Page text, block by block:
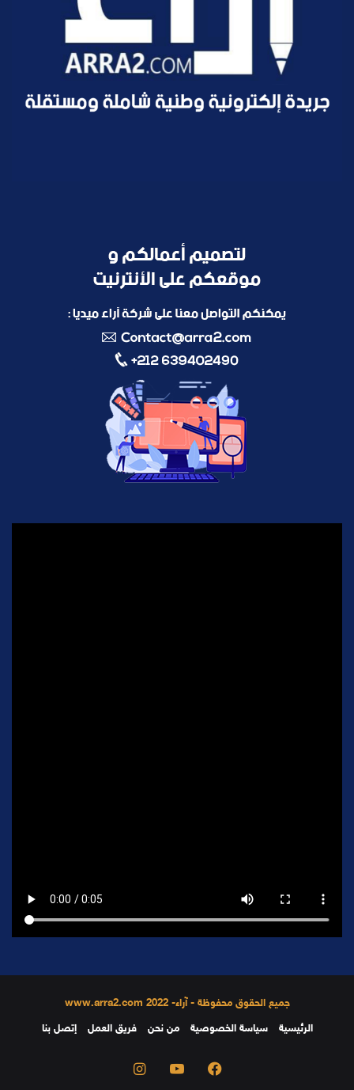
جميع الحقوق محفوظة - آراء- 2022 www.arra2.com
الرئيسية
سياسة الخصوصية من نحن فريق العمل إتصل بنا
فيسبوك يوتيوب